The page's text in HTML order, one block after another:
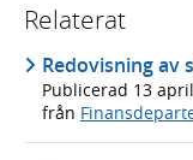
Relaterat
Redovisning av
Publicerad 13
från